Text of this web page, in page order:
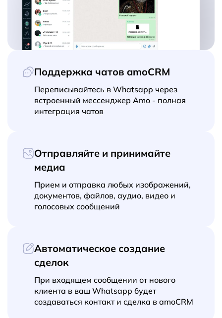
Поддержка чатов amoCRM
Переписывайтесь в Whatsapp через
встроенный мессенджер Amo - полная
интеграция чатов
Отправляйте и принимайте
медиа
Прием и отправка любых изображений,
документов, файлов, аудио, видео и
голосовых сообщений
Автоматическое создание
сделок
При входящем сообщении от нового
клиента в ваш Whatsapp будет
создаваться контакт и сделка в amoCRM